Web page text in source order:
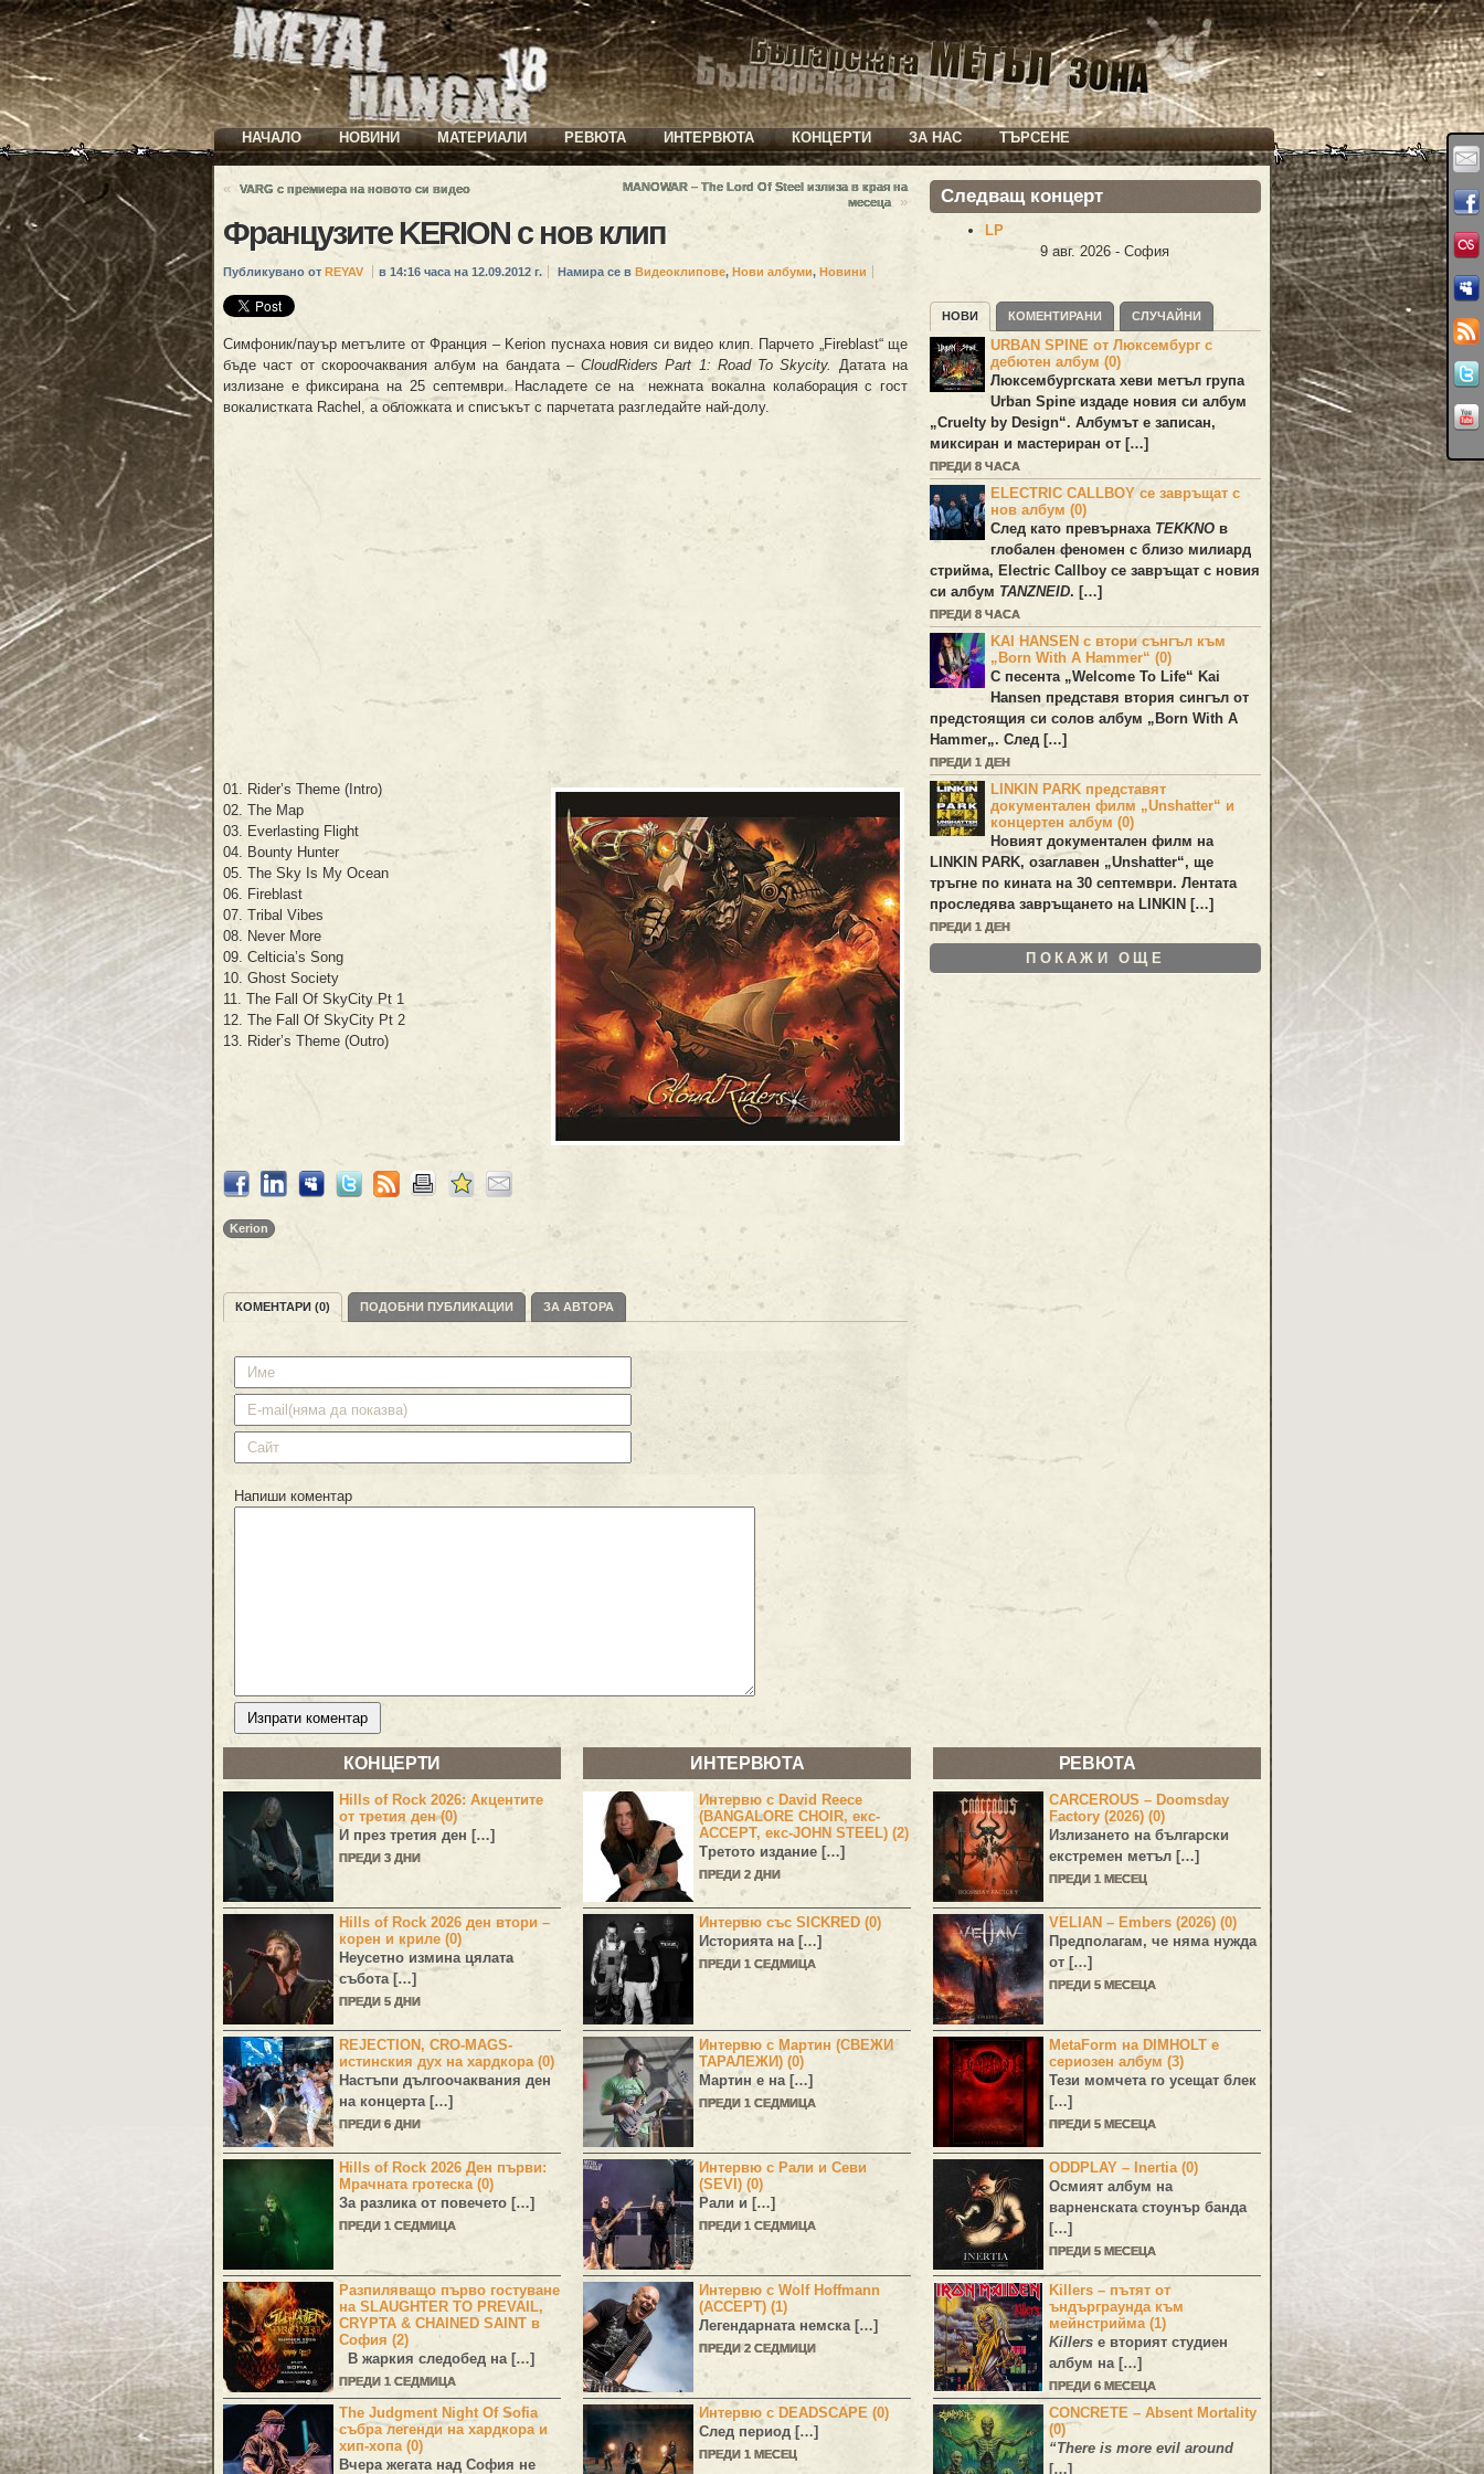
НАЧАЛО НОВИНИ МАТЕРИАЛИ РЕВЮТА ИНТЕРВЮТА КОНЦЕРТИ ЗА НАС ТЪРСЕНЕ
« VARG с премиера на новото си видео
MANOWAR – The Lord Of Steel излиза в края на
месеца
»
Французите KERION с нов клип
Публикувано от REYAV в 14:16 часа на 12.09.2012 г. Намира се в Видеоклипове, Нови албуми, Новини
Симфоник/пауър метълите от Франция – Kerion пуснаха новия си видео клип. Парчето „Fireblast“ ще
бъде част от скороочаквания албум на бандата –CloudRiders Part 1: Road To Skycity. Датата на
излизане е фиксирана на 25 септември. Насладете се на нежната вокална колаборация с гост
вокалистката Rachel, а обложката и списъкът с парчетата разгледайте най-долу.
01. Rider’s Theme (Intro)
02. The Map
03. Everlasting Flight
04. Bounty Hunter
05. The Sky Is My Ocean
06. Fireblast
07. Tribal Vibes
08. Never More
09. Celticia’s Song
10. Ghost Society
11. The Fall Of SkyCity Pt 1
12. The Fall Of SkyCity Pt 2
13. Rider’s Theme (Outro)
Kerion
КОМЕНТАРИ (0) ПОДОБНИ ПУБЛИКАЦИИ ЗА АВТОРА
Напиши коментар
Следващ концерт
LP
9 авг. 2026 - София
НОВИ КОМЕНТИРАНИ СЛУЧАЙНИ
URBAN SPINE от Люксембург с
дебютен албум (0)
Люксембургската хеви метъл група
Urban Spineиздаде новия си албум
„Cruelty by Design“. Албумът е записан,
миксиран и мастериран от […]
ПРЕДИ 8 ЧАСА
ELECTRIC CALLBOY се завръщат с
нов албум (0)
След като превърнаха TEKKNO в
глобален феномен с близо милиард
стрийма, Electric Callboy се завръщат с новия
си албум TANZNEID. […]
ПРЕДИ 8 ЧАСА
KAI HANSEN с втори сънгъл към
„Born With A Hammer“ (0)
С песента „Welcome To Life“ Kai
Hansen представя втория сингъл от
предстоящия си солов албум „ Born With A
Hammer„. След […]
ПРЕДИ 1 ДЕН
LINKIN PARK представят
документален филм „Unshatter“ и
концертен албум (0)
Новият документален филм на
LINKIN PARK, озаглавен „Unshatter“, ще
тръгне по кината на 30 септември. Лентата
проследява завръщането наLINKIN […]
ПРЕДИ 1 ДЕН
ПОКАЖИ ОЩЕ
КОНЦЕРТИ
Hills of Rock 2026: Акцентите
от третия ден (0)
И през третия ден […]
ПРЕДИ 3 ДНИ
Hills of Rock 2026 ден втори –
корен и криле (0)
Неусетно измина цялата
събота […]
ПРЕДИ 5 ДНИ
REJECTION, CRO-MAGS-
истинския дух на хардкора (0)
Настъпи дългоочаквания ден
на концерта […]
ПРЕДИ 6 ДНИ
Hills of Rock 2026 Ден първи:
Мрачната гротеска (0)
За разлика от повечето […]
ПРЕДИ 1 СЕДМИЦА
Разпиляващо първо гостуване
на SLAUGHTER TO PREVAIL,
CRYPTA & CHAINED SAINT в
София (2)
В жаркия следобед на […]
ПРЕДИ 1 СЕДМИЦА
The Judgment Night Of Sofia
събра легенди на хардкора и
хип-хопа (0)
Вчера жегата над София не
ИНТЕРВЮТА
Интервю с David Reece
(BANGALORE CHOIR, екс-
ACCEPT, екс-JOHN STEEL) (2)
Третото издание […]
ПРЕДИ 2 ДНИ
Интервю със SICKRED (0)
Историята на […]
ПРЕДИ 1 СЕДМИЦА
Интервю с Мартин (СВЕЖИ
ТАРАЛЕЖИ) (0)
Мартин е на […]
ПРЕДИ 1 СЕДМИЦА
Интервю с Рали и Севи
(SEVI) (0)
Рали и […]
ПРЕДИ 1 СЕДМИЦА
Интервю с Wolf Hoffmann
(ACCEPT) (1)
Легендарната немска […]
ПРЕДИ 2 СЕДМИЦИ
Интервю с DEADSCAPE (0)
След период […]
ПРЕДИ 1 МЕСЕЦ
РЕВЮТА
CARCEROUS – Doomsday
Factory (2026) (0)
Излизането на български
екстремен метъл […]
ПРЕДИ 1 МЕСЕЦ
VELIAN – Embers (2026) (0)
Предполагам, че няма нужда
от […]
ПРЕДИ 5 МЕСЕЦА
MetaForm на DIMHOLT е
сериозен албум (3)
Тези момчета го усещат блек
[…]
ПРЕДИ 5 МЕСЕЦА
ODDPLAY – Inertia (0)
Осмият албум на
варненската стоунър банда
[…]
ПРЕДИ 5 МЕСЕЦА
Killers – пътят от
ъндърграунда към
мейнстрийма (1)
Killers е вторият студиен
албум на […]
ПРЕДИ 6 МЕСЕЦА
CONCRETE – Absent Mortality
(0)
“There is more evil around
[…]